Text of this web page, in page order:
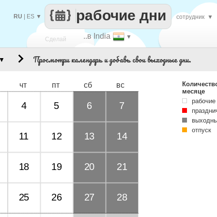
Сделай ..в India ▼
рабочие дни
RU ES ▼ сотрудник ▼
Просмотри календарь и добавь свои выходные дни.
чт пт сб вс
4 5 6 7
11 12 13 14
18 19 20 21
25 26 27 28
месяце
отпуск